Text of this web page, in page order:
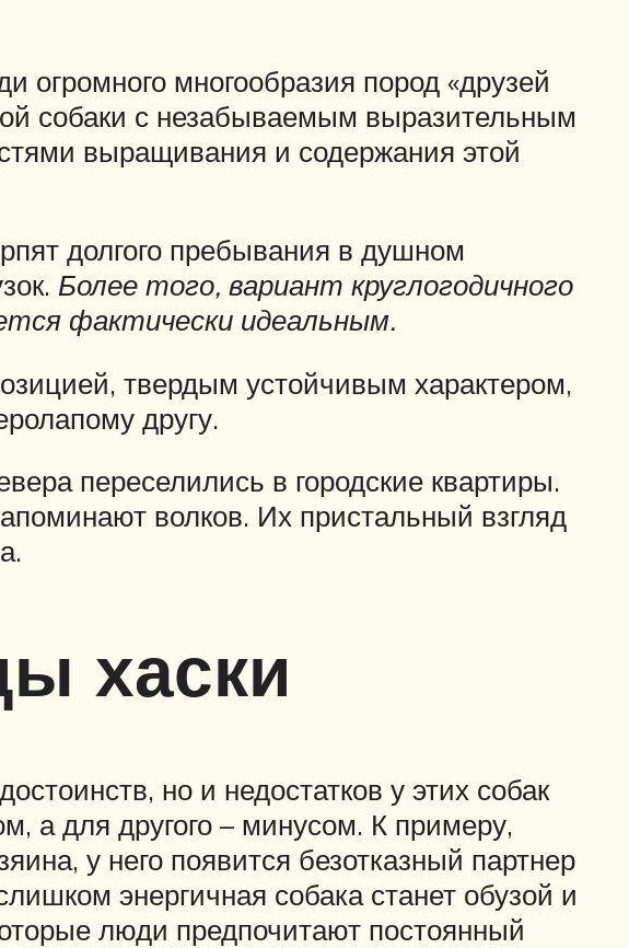
огромного многообразия пород «друзей
собаки с незабываемым выразительным
выращивания и содержания этой
долгого пребывания в душном
Более того, вариант круглогодичного
фактически идеальным.
твердым устойчивым характером,
другу.
переселились в городские квартиры.
волков. Их пристальный взгляд
хаски
но и недостатков у этих собак
а для другого – минусом. К примеру,
у него появится безотказный партнер
энергичная собака станет обузой и
люди предпочитают постоянный